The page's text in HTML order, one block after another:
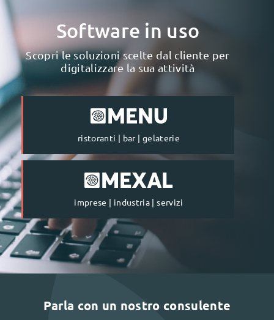
Software in uso
Scopri le soluzioni scelte dal cliente per
digitalizzare la sua attività
ristoranti | bar | gelaterie
imprese | industria | servizi
Parla con un nostro consulente